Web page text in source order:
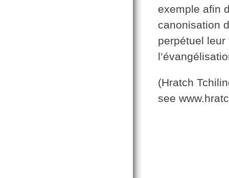
exemple afin
canonisation
perpétuel
(Hratch
see